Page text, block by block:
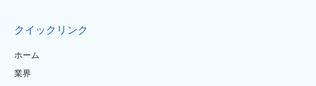
クイックリンク
ホーム
業界